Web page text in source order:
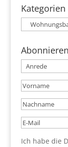
Kategorien
Kategorien
Ich habe die